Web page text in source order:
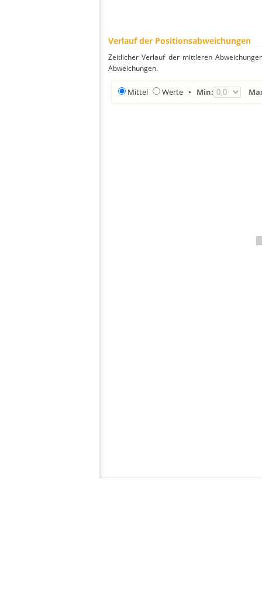
Verlauf der Positionsabweichungen
Zeitlicher Verlauf der mittleren
Abweichungen.
Mittel Werte • Min: